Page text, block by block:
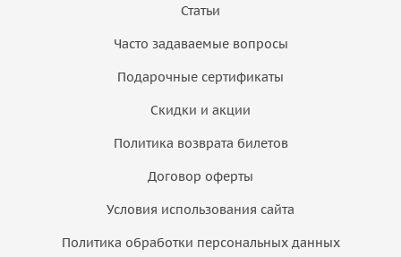
Статьи
Часто задаваемые вопросы
Подарочные сертификаты
Скидки и акции
Политика возврата билетов
Договор оферты
Условия использования сайта
Политика обработки персональных данных